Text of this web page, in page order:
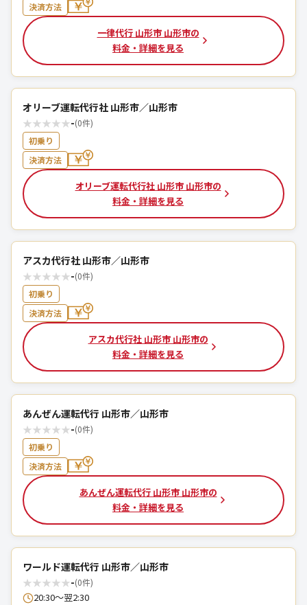
決済方法
一律代行 山形市 山形市の
料金・詳細を見る
オリーブ運転代行社 山形市／山形市
★★★★★-(0件)
初乗り
決済方法
オリーブ運転代行社 山形市 山形市の
料金・詳細を見る
アスカ代行社 山形市／山形市
★★★★★-(0件)
初乗り
決済方法
アスカ代行社 山形市 山形市の
料金・詳細を見る
あんぜん運転代行 山形市／山形市
★★★★★-(0件)
初乗り
決済方法
あんぜん運転代行 山形市 山形市の
料金・詳細を見る
ワールド運転代行 山形市／山形市
★★★★★-(0件)
20:30～翌2:30